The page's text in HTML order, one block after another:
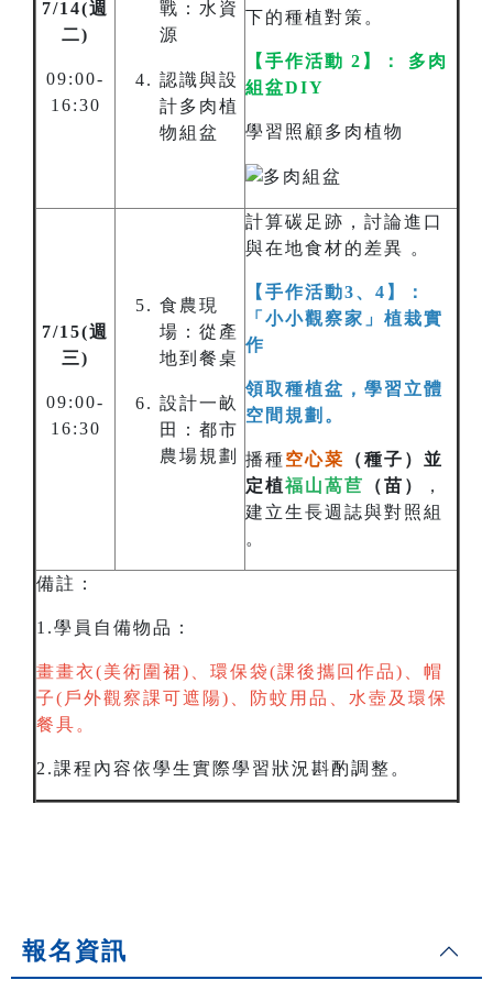
7/14(週
二)
09:00-
16:30
戰：水資
源
認識與設
計多肉植
物組盆
下的種植對策。
【手作活動 2】： 多肉
組盆DIY
學習照顧多肉植物
7/15(週
三)
09:00-
16:30
食農現
場：從產
地到餐桌
設計一畝
田：都市
農場規劃
計算碳足跡，討論進口
與在地食材的差異 。
【手作活動3、4】：
「小小觀察家」植栽實
作
領取種植盆，學習立體
空間規劃。
播種空心菜
（種子）並
定植福山萵苣 （苗）
，
建立生長週誌與對照組
。
備註：
1.學員自備物品：
畫畫衣(美術圍裙)、環保袋(課後攜回作品)、帽
子(戶外觀察課可遮陽)、防蚊用品、水壺及環保
餐具。
2.課程內容依學生實際學習狀況斟酌調整。
報名資訊